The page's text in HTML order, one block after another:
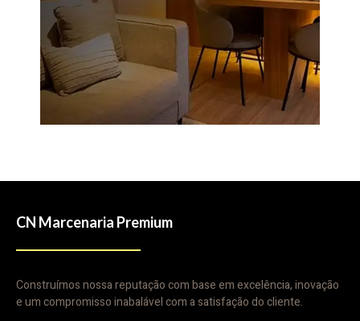
CN Marcenaria Premium
Construímos nossa reputação com base em excelência, inovação
e um compromisso inabalável com a satisfação do cliente.